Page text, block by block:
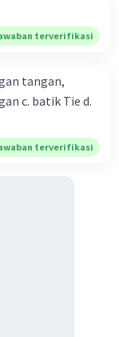
terverifikasi
tangan,
c. batik Tie d.
terverifikasi